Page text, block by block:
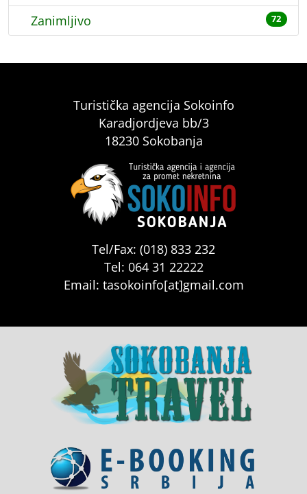
Zanimljivo 72
Turistička agencija Sokoinfo
Karadjordjeva bb/3
18230 Sokobanja
Tel/Fax: (018) 833 232
Tel: 064 31 22222
Email: tasokoinfo[at]gmail.com